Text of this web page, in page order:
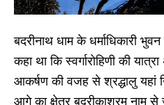
बदरीनाथ धाम के धर्माधिकारी
कहा था कि स्वर्गारोहिणी की
आकर्षण की वजह से श्रद्धालु
आगे का क्षेत्र बदरीकाश्रम नाम से